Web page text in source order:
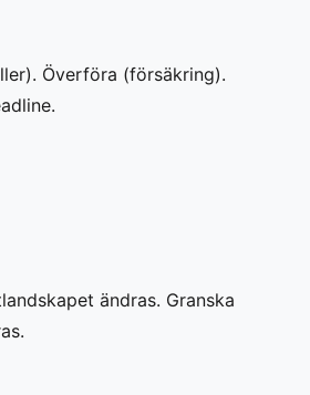
Överföra (försäkring).
ändras. Granska